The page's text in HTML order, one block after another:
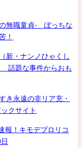
無職童貞- ぼっちな
！
新・ナンノひゃくし
話題な事件からおも
き永遠の非リア充・
クサイト
報！キモデブロリコ